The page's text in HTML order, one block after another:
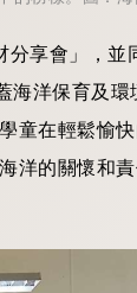
享會」，並
洋保育及
童在輕鬆愉
洋的關懷和